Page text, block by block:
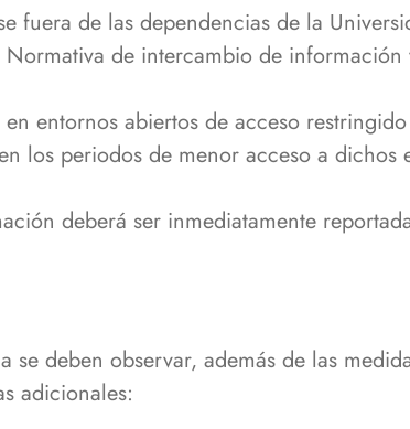
fuera de las dependencias de la
de intercambio de información
entornos abiertos de acceso
los periodos de menor acceso a dichos
deberá ser inmediatamente
deben observar, además de las
adicionales: